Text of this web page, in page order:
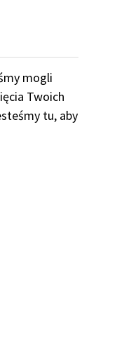
mogli
Twoich
tu, aby